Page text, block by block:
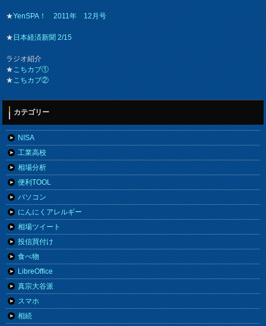
★YenSPA！ 2011年 12月号
★日本経済新聞 2/15
ラジオ紹介
★こちカブ①
★こちカブ②
カテゴリー
NISA
工業高校
相場分析
便利TOOL
パソコン
にんにくアレルギー
相場ツイート
投信買付け
食べ物
LibreOffice
真宗大谷派
スマホ
相続